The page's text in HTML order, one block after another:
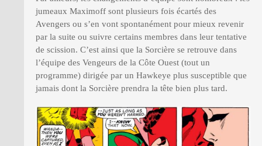
jumeaux Maximoff sont plusieurs fois écartés des
Avengers ou s’en vont spontanément pour mieux revenir
par la suite ou suivre certains membres dans leur tentative
de scission. C’est ainsi que la Sorcière se retrouve dans
l’équipe des Vengeurs de la Côte Ouest (tout un
programme) dirigée par un Hawkeye plus susceptible que
jamais dont la Sorcière prendra la tête bien plus tard.